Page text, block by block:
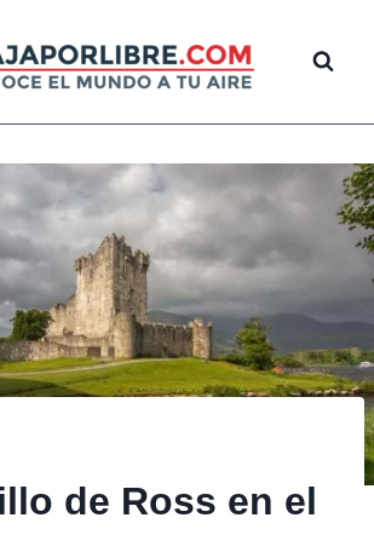
de Ross en el